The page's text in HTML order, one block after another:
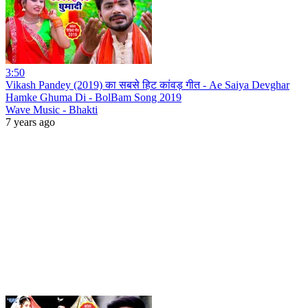
3:50
Vikash Pandey (2019) का सबसे हिट कांवड़ गीत - Ae Saiya Devghar
Hamke Ghuma Di - BolBam Song 2019
Wave Music - Bhakti
7 years ago